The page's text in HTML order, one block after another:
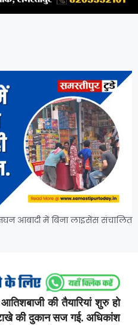
आबादी में बिना लाइसेंस संचालित
की तैयारियां शुरु हाे
की दुकान सज गई. अधिकांश